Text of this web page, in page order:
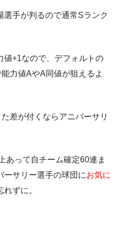
手が判るので通常Sランク
値+1なので、デフォルトの
力値AやA同値が狙えるよ
差が付くならアニバーサリ
あって自チーム確定60連ま
ーサリー選手の球団にお気に
ずに。